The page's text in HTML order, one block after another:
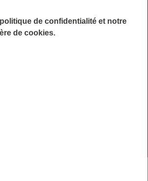
de confidentialité et notre
de cookies.